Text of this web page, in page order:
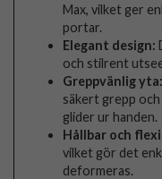
Max, vilket ger
portar.
Elegant design:
och stilrent
Greppvänlig yta:
säkert grepp
glider ur handen.
Hållbar och
vilket gör det
deformeras.